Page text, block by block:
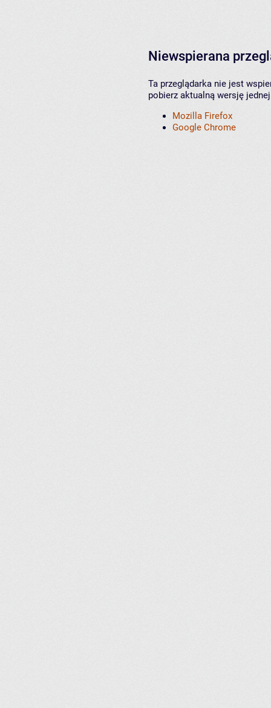
Niewspierana
Ta przeglądarka nie jest
pobierz aktualną wersję
Mozilla Firefox
Google Chrome